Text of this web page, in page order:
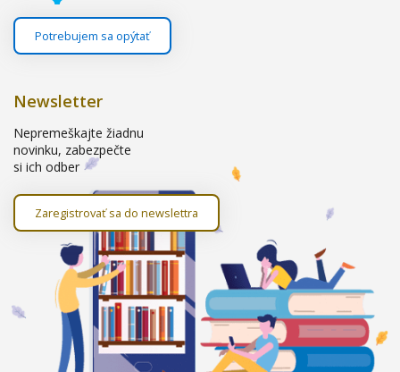
Potrebujem sa opýtať
Newsletter
Nepremeškajte žiadnu
novinku, zabezpečte
si ich odber
Zaregistrovať sa do newslettra